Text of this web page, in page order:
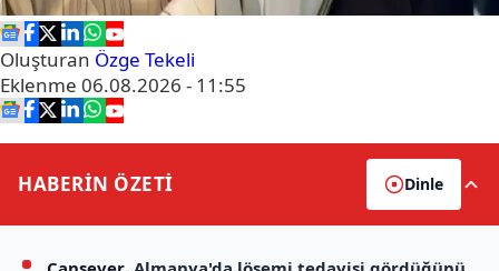
Oluşturan Özge Tekeli
Eklenme 06.08.2026 - 11:55
HABERİN ÖZETİ Dinle